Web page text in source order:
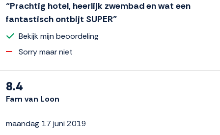
“Prachtig hotel, heerlijk zwembad en wat een
fantastisch ontbijt SUPER”
Bekijk mijn beoordeling
Sorry maar niet
8.4
Fam van Loon
maandag 17 juni 2019